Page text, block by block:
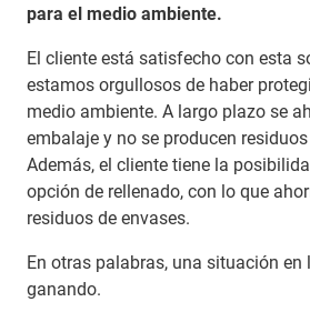
para el medio ambiente.
El cliente está satisfecho con esta
estamos orgullosos de haber
medio ambiente. A largo plazo se
embalaje y no se producen
Además, el cliente tiene la
opción de rellenado, con lo que
residuos de envases.
En otras palabras, una situación en
ganando.